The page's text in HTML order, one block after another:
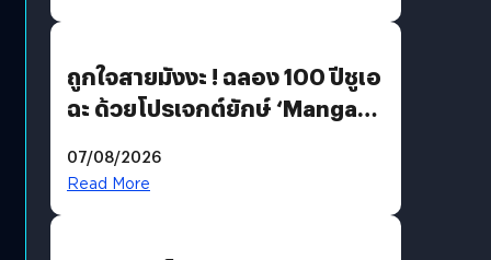
ถูกใจสายมังงะ ! ฉลอง 100 ปีชูเอ
ฉะ ด้วยโปรเจกต์ยักษ์ ‘Manga
มีภาษาไทยด้วย
07/08/2026
Read More